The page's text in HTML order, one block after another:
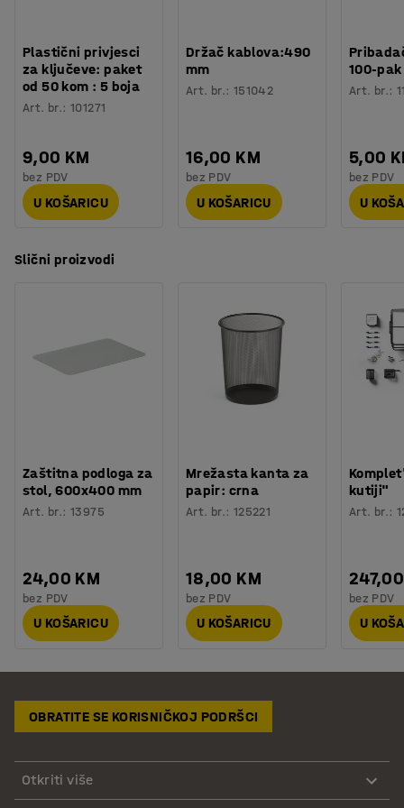
Plastični privjesci
za ključeve: paket
od 50 kom : 5 boja
Art. br.:101271
9,00 KM
bez PDV
U KOŠARICU
Držač kablova:490
mm
Art. br.: 151042
16,00 KM
bez PDV
U KOŠARICU
100-pak
Art. br.:
5,00
bez PDV
U
Slični proizvodi
Zaštitna podloga za
stol, 600x400 mm
Art. br.:13975
24,00 KM
bez PDV
U KOŠARICU
Mrežasta kanta za
papir: crna
Art. br.: 125221
18,00 KM
bez PDV
U KOŠARICU
kutiji"
Art. br.:
bez PDV
U
OBRATITE SE KORISNIČKOJ PODRŠCI
Otkriti više